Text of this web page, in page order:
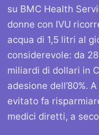
su BMC Health
donne con IVU
acqua di 1,5 litri al
considerevole: da
miliardi di dollari in
adesione dell’80%.
evitato fa
medici diretti, a